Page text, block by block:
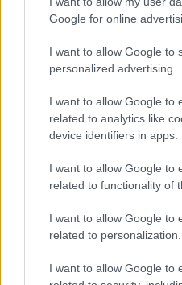
Google for online
I want to allow Google to
personalized advertising.
I want to allow Google to
related to analytics like
device identifiers in apps.
I want to allow Google to
related to functionality of
I want to allow Google to
related to personalization.
I want to allow Google to
a hajó orrában található
amik dacolva a
hatalmas ablakunk előtt
huncutul karistolják a
rodeót mutatnak be ezek
harcrepülő imitátorok.
biztosan közelítünk már a
azon a kóbor jéghegyen
(ezt a kifejezést az egyik
a hajón megpihenő
kúszott el mellettünk
rövidesen valóban elénk
felfedezni magát.